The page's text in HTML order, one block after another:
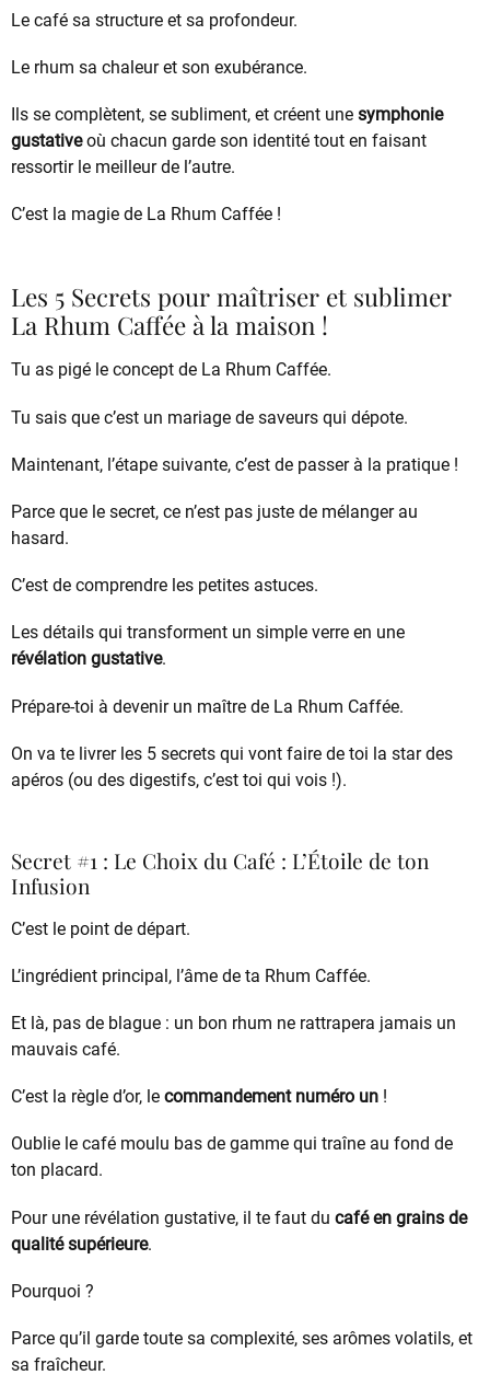
Le café sa structure et sa profondeur.
Le rhum sa chaleur et son exubérance.
Ils se complètent, se subliment, et créent une symphonie
gustativeoù chacun garde son identité tout en faisant
ressortir le meilleur de l’autre.
C’est la magie de La Rhum Caffée !
Les 5 Secrets pour maîtriser et sublimer
La Rhum Caffée à la maison !
Tu as pigé le concept de La Rhum Caffée.
Tu sais que c’est un mariage de saveurs qui dépote.
Maintenant, l’étape suivante, c’est de passer à la pratique !
Parce que le secret, ce n’est pas juste de mélanger au
hasard.
C’est de comprendre les petites astuces.
Les détails qui transforment un simple verre en une
révélation gustative.
Prépare-toi à devenir un maître de La Rhum Caffée.
On va te livrer les 5 secrets qui vont faire de toi la star des
apéros (ou des digestifs, c’est toi qui vois !).
Secret #1 : Le Choix du Café : L’Étoile de ton
Infusion
C’est le point de départ.
L’ingrédient principal, l’âme de ta Rhum Caffée.
Et là, pas de blague : un bon rhum ne rattrapera jamais un
mauvais café.
C’est la règle d’or, le commandement numéro un !
Oublie le café moulu bas de gamme qui traîne au fond de
ton placard.
Pour une révélation gustative, il te faut du café en grains de
qualité supérieure.
Pourquoi ?
Parce qu’il garde toute sa complexité, ses arômes volatils, et
sa fraîcheur.